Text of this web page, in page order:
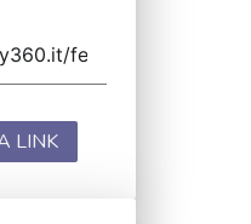
LINK